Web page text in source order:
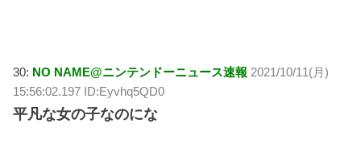
30: NO NAME@ニンテンドーニュース速報 2021/10/11(月)
15:56:02.197 ID:Eyvhq5QD0
平凡な女の子なのにな